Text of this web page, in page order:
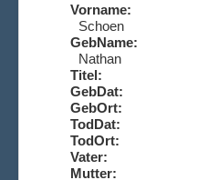
Vorname:
Schoen
GebName:
Nathan
Titel:
GebDat:
GebOrt:
TodDat:
TodOrt:
Vater:
Mutter: